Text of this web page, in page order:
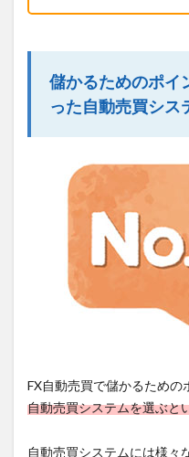
儲かるためのポ
った自動売買シス
FX自動売買で儲かるため
自動売買システムを選ぶと
自動売買システムには様々